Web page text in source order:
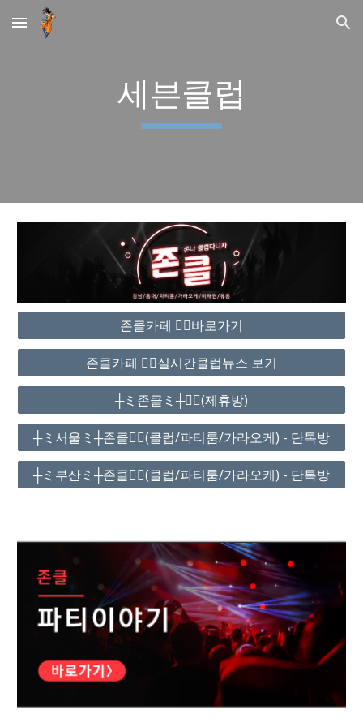
Skip to main content Skip to navigation
세븐클럽
존클카페 ❤️‍🔥바로가기
존클카페 ❤️‍🔥실시간클럽뉴스 보기
┼ミ존클ミ┼❤️‍🔥(제휴방)
┼ミ서울ミ┼존클❤️‍🔥(클럽/파티룸/가라오케) - 단톡방
┼ミ부산ミ┼존클❤️‍🔥(클럽/파티룸/가라오케) - 단톡방